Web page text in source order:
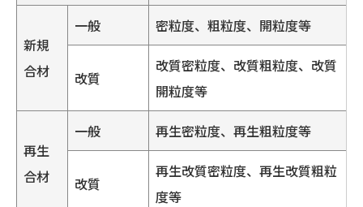
新規
合材
一般 密粒度、粗粒度、開粒度等
改質
改質密粒度、改質粗粒度、改質
開粒度等
再生
合材
一般 再生密粒度、再生粗粒度等
改質
再生改質密粒度、再生改質粗粒
度等